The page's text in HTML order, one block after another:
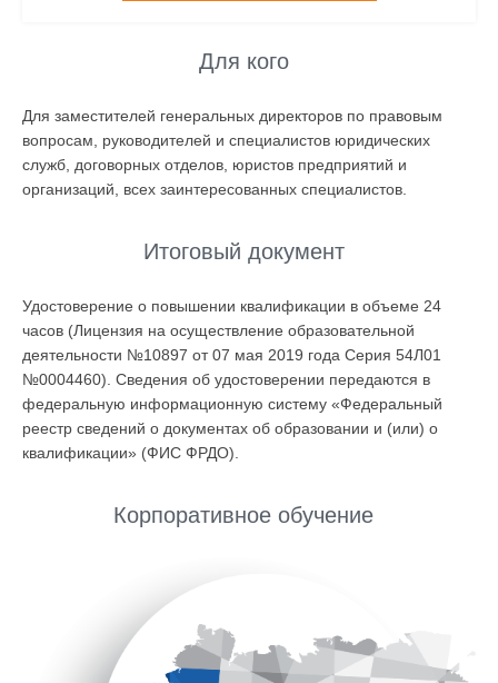
Для кого
Для заместителей генеральных директоров по правовым
вопросам, руководителей и специалистов юридических
служб, договорных отделов, юристов предприятий и
организаций, всех заинтересованных специалистов.
Итоговый документ
Удостоверение о повышении квалификации в объеме 24
часов (Лицензия на осуществление образовательной
деятельности №10897 от 07 мая 2019 года Серия 54Л01
№0004460). Сведения об удостоверении передаются в
федеральную информационную систему «Федеральный
реестр сведений о документах об образовании и (или) о
квалификации» (ФИС ФРДО).
Корпоративное обучение